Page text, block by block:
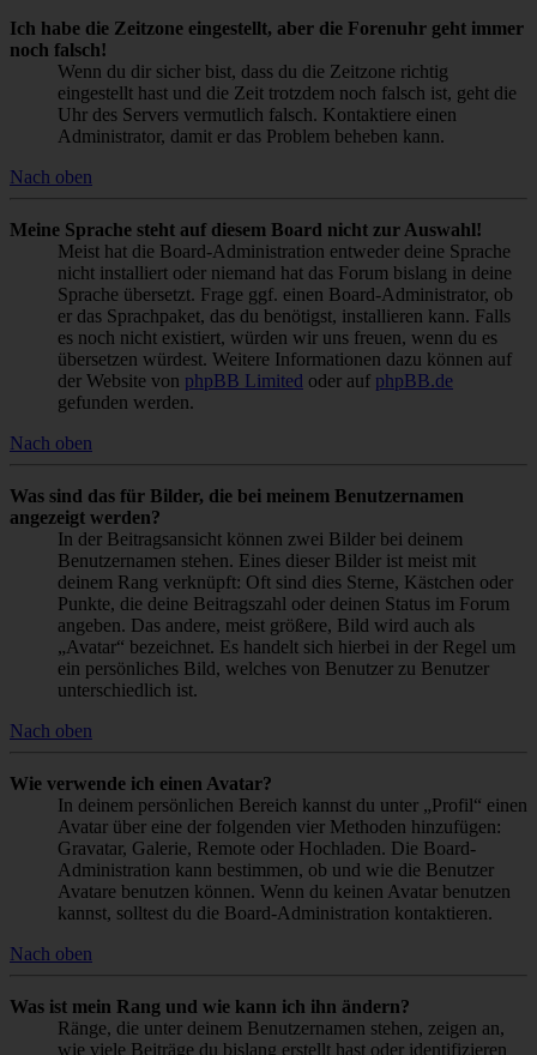
Ich habe die Zeitzone eingestellt, aber die Forenuhr geht immer
noch falsch!
Wenn du dir sicher bist, dass du die Zeitzone richtig
eingestellt hast und die Zeit trotzdem noch falsch ist, geht die
Uhr des Servers vermutlich falsch. Kontaktiere einen
Administrator, damit er das Problem beheben kann.
Nach oben
Meine Sprache steht auf diesem Board nicht zur Auswahl!
Meist hat die Board-Administration entweder deine Sprache
nicht installiert oder niemand hat das Forum bislang in deine
Sprache übersetzt. Frage ggf. einen Board-Administrator, ob
er das Sprachpaket, das du benötigst, installieren kann. Falls
es noch nicht existiert, würden wir uns freuen, wenn du es
übersetzen würdest. Weitere Informationen dazu können auf
der Website von phpBB Limited oder auf phpBB.de
gefunden werden.
Nach oben
Was sind das für Bilder, die bei meinem Benutzernamen
angezeigt werden?
In der Beitragsansicht können zwei Bilder bei deinem
Benutzernamen stehen. Eines dieser Bilder ist meist mit
deinem Rang verknüpft: Oft sind dies Sterne, Kästchen oder
Punkte, die deine Beitragszahl oder deinen Status im Forum
angeben. Das andere, meist größere, Bild wird auch als
„Avatar“ bezeichnet. Es handelt sich hierbei in der Regel um
ein persönliches Bild, welches von Benutzer zu Benutzer
unterschiedlich ist.
Nach oben
Wie verwende ich einen Avatar?
In deinem persönlichen Bereich kannst du unter „Profil“ einen
Avatar über eine der folgenden vier Methoden hinzufügen:
Gravatar, Galerie, Remote oder Hochladen. Die Board-
Administration kann bestimmen, ob und wie die Benutzer
Avatare benutzen können. Wenn du keinen Avatar benutzen
kannst, solltest du die Board-Administration kontaktieren.
Nach oben
Was ist mein Rang und wie kann ich ihn ändern?
Ränge, die unter deinem Benutzernamen stehen, zeigen an,
wie viele Beiträge du bislang erstellt hast oder identifizieren